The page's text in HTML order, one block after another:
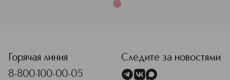
Горячая линия
8-800-100-00-05
Следите за новостями